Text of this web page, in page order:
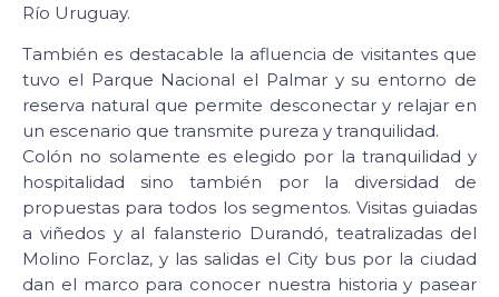
Río Uruguay.
También es destacable la afluencia de visitantes que
tuvo el Parque Nacional el Palmar y su entorno de
reserva natural que permite desconectar y relajar en
un escenario que transmite pureza y tranquilidad.
Colón no solamente es elegido por la tranquilidad y
hospitalidad sino también por la diversidad de
propuestas para todos los segmentos. Visitas guiadas
a viñedos y al falansterio Durandó, teatralizadas del
Molino Forclaz, y las salidas el City bus por la ciudad
dan el marco para conocer nuestra historia y pasear